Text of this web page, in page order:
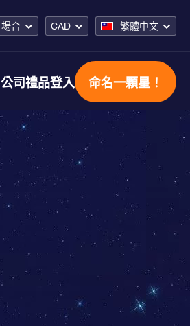
場合 CAD 繁體中文
公司禮品登入 命名一顆星！